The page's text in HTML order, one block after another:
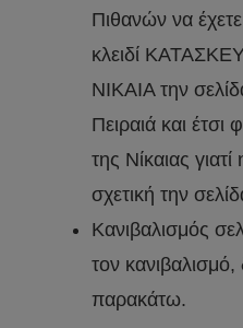
Πιθανών να
κλειδί
ΝΙΚΑΙΑ την
Πειραιά και έτσι
της Νίκαιας
σχετική την
Κανιβαλισμός
τον κανιβαλισμό,
παρακάτω.